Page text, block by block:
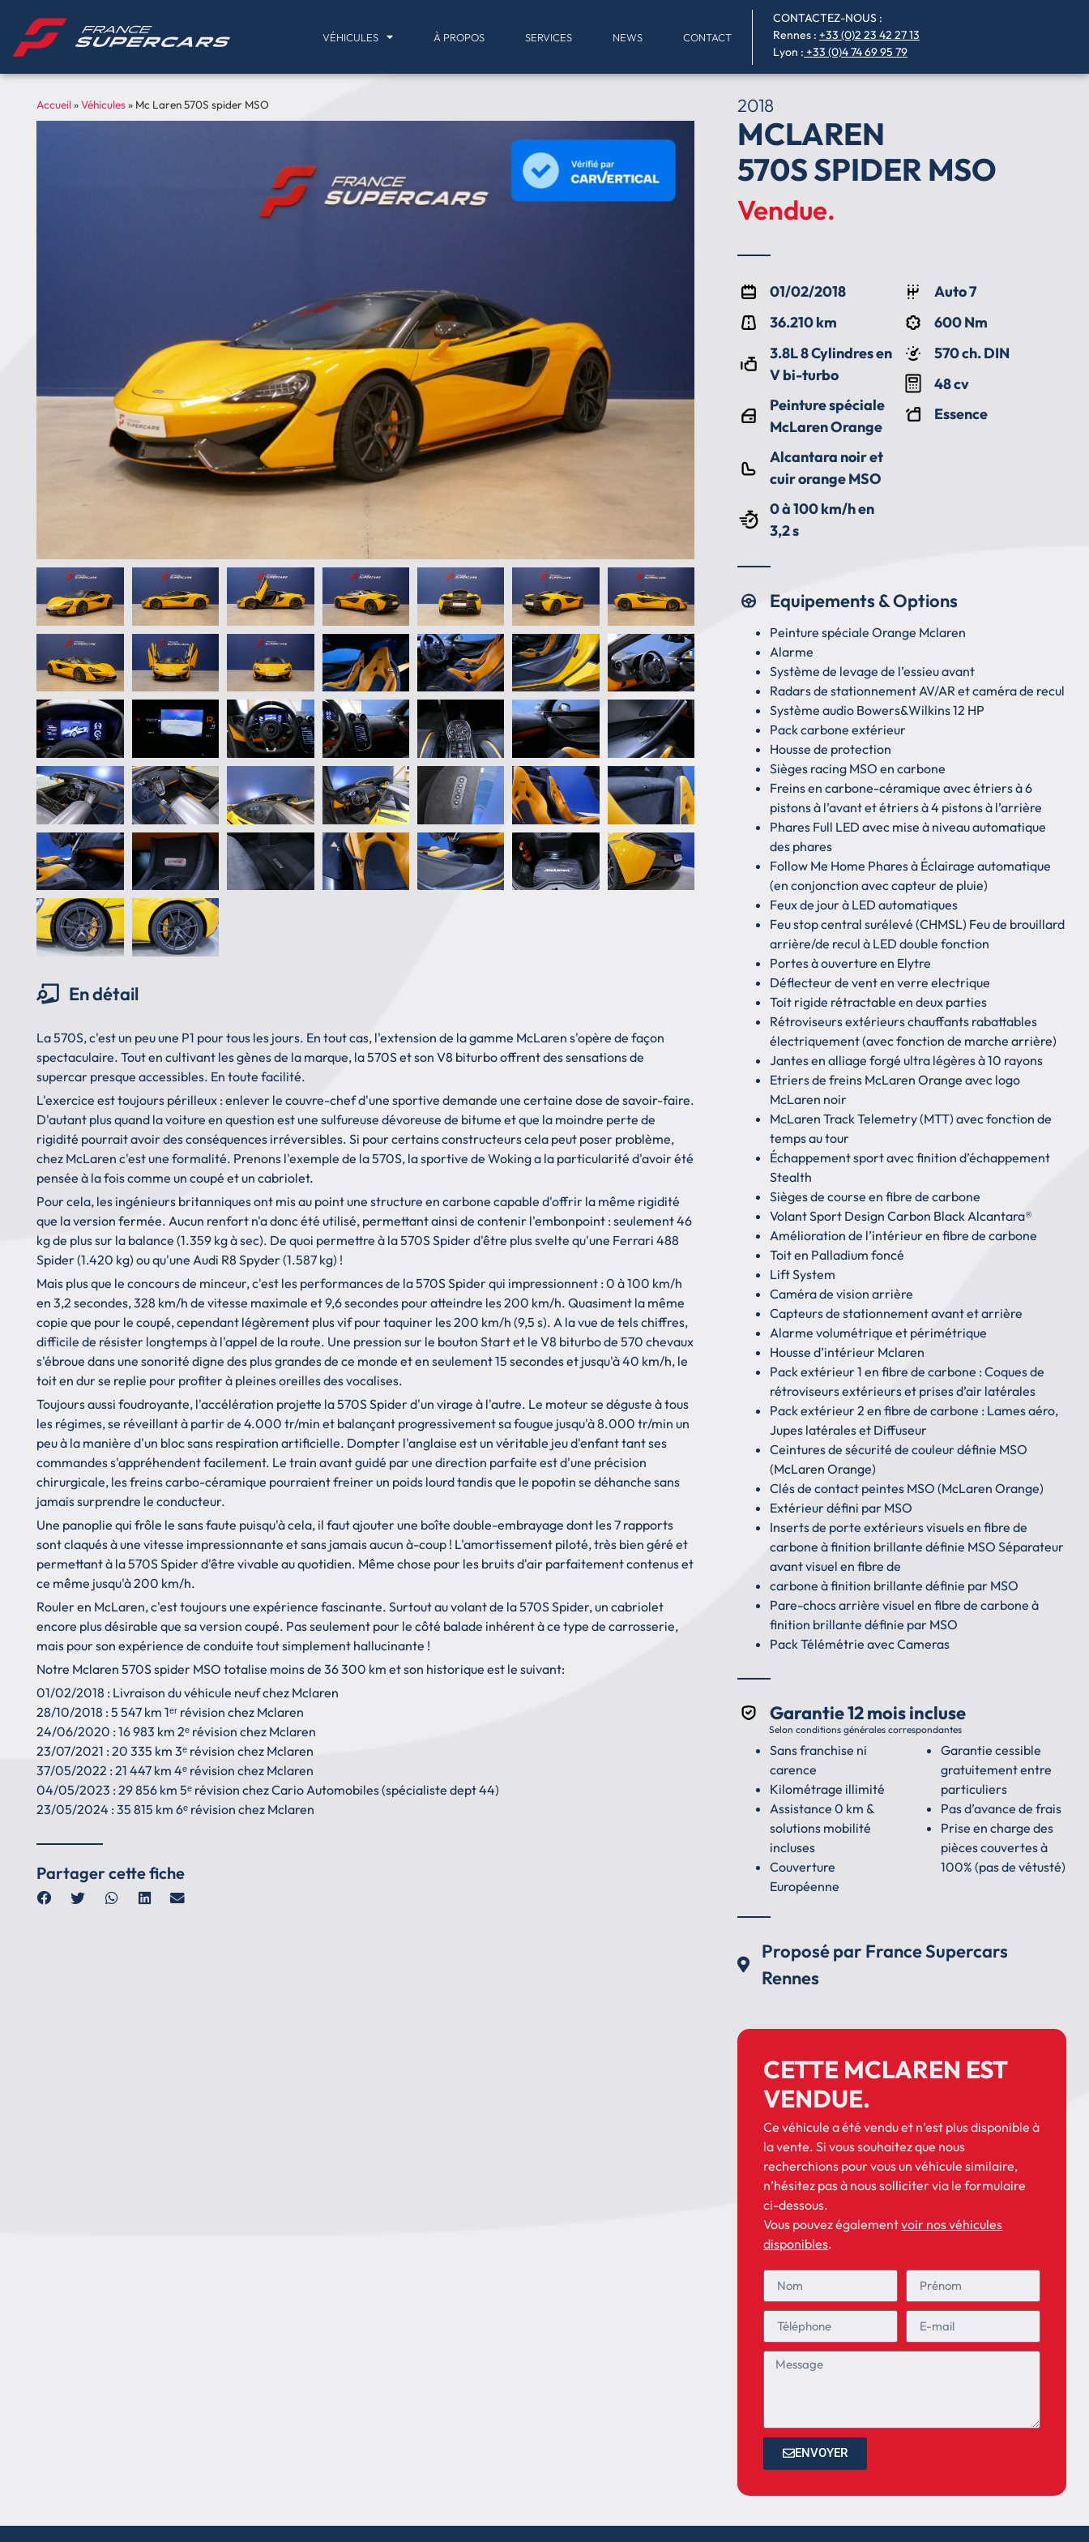
VÉHICULES À PROPOS SERVICES NEWS CONTACT
CONTACTEZ-NOUS :
Rennes : +33 (0)2 23 42 27 13
Lyon : +33 (0)4 74 69 95 79
Accueil»Véhicules» Mc Laren 570S spider MSO
En détail
La 570S, c'est un peu une P1 pour tous les jours. En tout cas, l'extension de la gamme McLaren s'opère de façon
spectaculaire. Tout en cultivant les gènes de la marque, la 570S et son V8 biturbo offrent des sensations de
supercar presque accessibles. En toute facilité.
L'exercice est toujours périlleux : enlever le couvre-chef d'une sportive demande une certaine dose de savoir-faire.
D'autant plus quand la voiture en question est une sulfureuse dévoreuse de bitume et que la moindre perte de
rigidité pourrait avoir des conséquences irréversibles. Si pour certains constructeurs cela peut poser problème,
chez McLaren c'est une formalité. Prenons l'exemple de la 570S, la sportive de Woking a la particularité d'avoir été
pensée à la fois comme un coupé et un cabriolet.
Pour cela, les ingénieurs britanniques ont mis au point une structure en carbone capable d'offrir la même rigidité
que la version fermée. Aucun renfort n'a donc été utilisé, permettant ainsi de contenir l'embonpoint : seulement 46
kg de plus sur la balance (1.359 kg à sec). De quoi permettre à la 570S Spider d'être plus svelte qu'une Ferrari 488
Spider (1.420 kg) ou qu'une Audi R8 Spyder (1.587 kg) !
Mais plus que le concours de minceur, c'est les performances de la 570S Spider qui impressionnent : 0 à 100 km/h
en 3,2 secondes, 328 km/h de vitesse maximale et 9,6 secondes pour atteindre les 200 km/h. Quasiment la même
copie que pour le coupé, cependant légèrement plus vif pour taquiner les 200 km/h (9,5 s). A la vue de tels chiffres,
difficile de résister longtemps à l'appel de la route. Une pression sur le bouton Start et le V8 biturbo de 570 chevaux
s'ébroue dans une sonorité digne des plus grandes de ce monde et en seulement 15 secondes et jusqu'à 40 km/h, le
toit en dur se replie pour profiter à pleines oreilles des vocalises.
Toujours aussi foudroyante, l'accélération projette la 570S Spider d'un virage à l'autre. Le moteur se déguste à tous
les régimes, se réveillant à partir de 4.000 tr/min et balançant progressivement sa fougue jusqu'à 8.000 tr/min un
peu à la manière d'un bloc sans respiration artificielle. Dompter l'anglaise est un véritable jeu d'enfant tant ses
commandes s'appréhendent facilement. Le train avant guidé par une direction parfaite est d'une précision
chirurgicale, les freins carbo-céramique pourraient freiner un poids lourd tandis que le popotin se déhanche sans
jamais surprendre le conducteur.
Une panoplie qui frôle le sans faute puisqu'à cela, il faut ajouter une boîte double-embrayage dont les 7 rapports
sont claqués à une vitesse impressionnante et sans jamais aucun à-coup ! L'amortissement piloté, très bien géré et
permettant à la 570S Spider d'être vivable au quotidien. Même chose pour les bruits d'air parfaitement contenus et
ce même jusqu'à 200 km/h.
Rouler en McLaren, c'est toujours une expérience fascinante. Surtout au volant de la 570S Spider, un cabriolet
encore plus désirable que sa version coupé. Pas seulement pour le côté balade inhérent à ce type de carrosserie,
mais pour son expérience de conduite tout simplement hallucinante !
Notre Mclaren 570S spider MSO totalise moins de 36 300 km et son historique est le suivant:
01/02/2018 : Livraison du véhicule neuf chez Mclaren
28/10/2018 : 5 547 km 1ᵉʳ révision chez Mclaren
24/06/2020 : 16 983 km 2ᵉ révision chez Mclaren
23/07/2021 : 20 335 km 3ᵉ révision chez Mclaren
37/05/2022 : 21 447 km 4ᵉ révision chez Mclaren
04/05/2023 : 29 856 km 5ᵉ révision chez Cario Automobiles (spécialiste dept 44)
23/05/2024 : 35 815 km 6ᵉ révision chez Mclaren
Partager cette fiche
2018
MCLAREN
570S SPIDER MSO
Vendue.
01/02/2018
36.210 km
3.8L 8 Cylindres en
V bi-turbo
Peinture spéciale
McLaren Orange
Alcantara noir et
cuir orange MSO
0 à 100 km/h en
3,2 s
Auto 7
600 Nm
570 ch. DIN
48 cv
Essence
Equipements & Options
Peinture spéciale Orange Mclaren
Alarme
Système de levage de l’essieu avant
Radars de stationnement AV/AR et caméra de recul
Système audio Bowers&Wilkins 12 HP
Pack carbone extérieur
Housse de protection
Sièges racing MSO en carbone
Freins en carbone-céramique avec étriers à 6
pistons à l’avant et étriers à 4 pistons à l’arrière
Phares Full LED avec mise à niveau automatique
des phares
Follow Me Home Phares à Éclairage automatique
(en conjonction avec capteur de pluie)
Feux de jour à LED automatiques
Feu stop central surélevé (CHMSL) Feu de brouillard
arrière/de recul à LED double fonction
Portes à ouverture en Elytre
Déflecteur de vent en verre electrique
Toit rigide rétractable en deux parties
Rétroviseurs extérieurs chauffants rabattables
électriquement (avec fonction de marche arrière)
Jantes en alliage forgé ultra légères à 10 rayons
Etriers de freins McLaren Orange avec logo
McLaren noir
McLaren Track Telemetry (MTT) avec fonction de
temps au tour
Échappement sport avec finition d’échappement
Stealth
Sièges de course en fibre de carbone
Volant Sport Design Carbon Black Alcantara®
Amélioration de l’intérieur en fibre de carbone
Toit en Palladium foncé
Lift System
Caméra de vision arrière
Capteurs de stationnement avant et arrière
Alarme volumétrique et périmétrique
Housse d’intérieur Mclaren
Pack extérieur 1 en fibre de carbone : Coques de
rétroviseurs extérieurs et prises d’air latérales
Pack extérieur 2 en fibre de carbone : Lames aéro,
Jupes latérales et Diffuseur
Ceintures de sécurité de couleur définie MSO
(McLaren Orange)
Clés de contact peintes MSO (McLaren Orange)
Extérieur défini par MSO
Inserts de porte extérieurs visuels en fibre de
carbone à finition brillante définie MSO Séparateur
avant visuel en fibre de
carbone à finition brillante définie par MSO
Pare-chocs arrière visuel en fibre de carbone à
finition brillante définie par MSO
Pack Télémétrie avec Cameras
Garantie 12 mois incluse
Selon conditions générales correspondantes
Sans franchise ni
carence
Kilométrage illimité
Assistance 0 km &
solutions mobilité
incluses
Couverture
Européenne
Garantie cessible
gratuitement entre
particuliers
Pas d’avance de frais
Prise en charge des
pièces couvertes à
100% (pas de vétusté)
Proposé par France Supercars
Rennes
CETTE MCLAREN EST
VENDUE.
Ce véhicule a été vendu et n’est plus disponible à
la vente. Si vous souhaitez que nous
recherchions pour vous un véhicule similaire,
n’hésitez pas à nous solliciter via le formulaire
ci-dessous.
Vous pouvez égalementvoir nos véhicules
disponibles.
ENVOYER